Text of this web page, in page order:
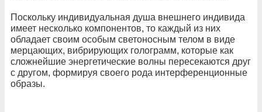
Поскольку индивидуальная душа внешнего индивида
имеет несколько компонентов, то каждый из них
обладает своим особым светоносным телом в виде
мерцающих, вибрирующих голограмм, которые как
сложнейшие энергетические волны пересекаются друг
с другом, формируя своего рода интерференционные
образы.